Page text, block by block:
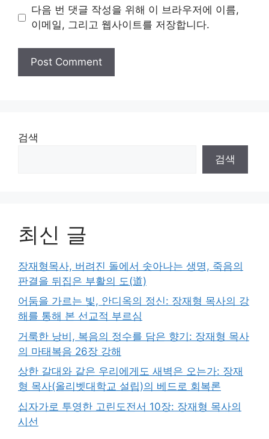
다음 번 댓글 작성을 위해 이 브라우저에 이름,
이메일, 그리고 웹사이트를 저장합니다.
검색
검색
최신 글
장재형목사, 버려진 돌에서 솟아나는 생명, 죽음의
판결을 뒤집은 부활의 도(道)
어둠을 가르는 빛, 안디옥의 정신: 장재형 목사의 강
해를 통해 본 선교적 부르심
거룩한 낭비, 복음의 정수를 담은 향기: 장재형 목사
의 마태복음 26장 강해
상한 갈대와 같은 우리에게도 새벽은 오는가: 장재
형 목사(올리벳대학교 설립)의 베드로 회복론
십자가로 투영한 고린도전서 10장: 장재형 목사의
시선